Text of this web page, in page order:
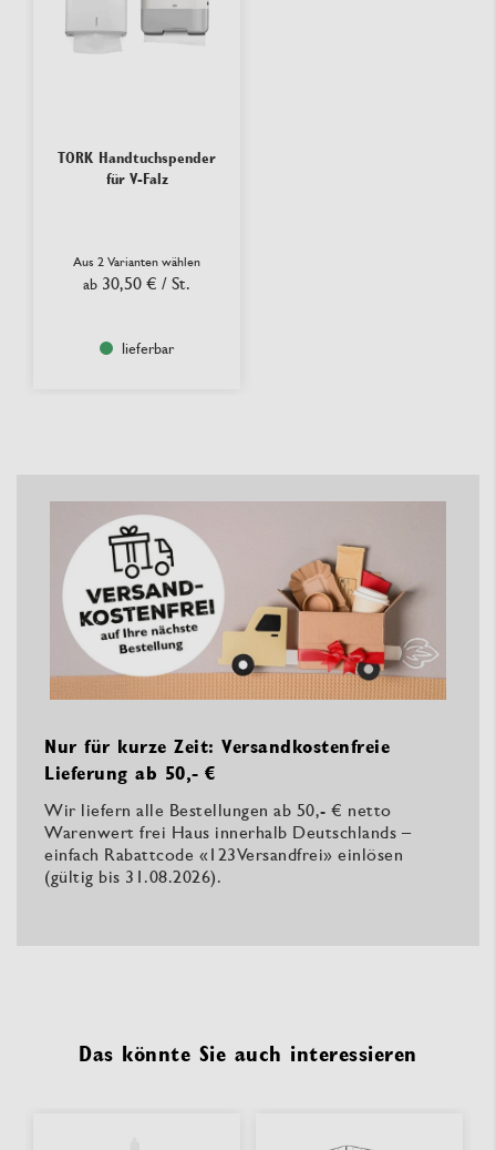
TORK Handtuchspender
für V-Falz
Aus 2 Varianten wählen
ab 30,50 € / St.
lieferbar
Nur für kurze Zeit: Versandkostenfreie
Lieferung ab 50,- €
Wir liefern alle Bestellungen ab 50,- € netto
Warenwert frei Haus innerhalb Deutschlands –
einfach Rabattcode «123Versandfrei» einlösen
(gültig bis 31.08.2026).
Das könnte Sie auch interessieren